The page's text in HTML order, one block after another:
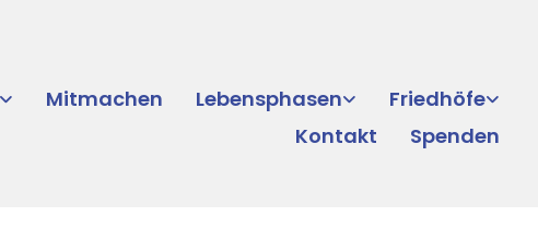
Mitmachen Lebensphasen
Friedhöfe
Kontakt
Spenden